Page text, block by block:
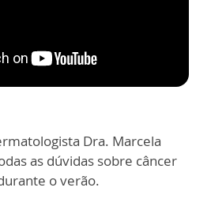
Dra. Marcela
as dúvidas sobre câncer
o verão.